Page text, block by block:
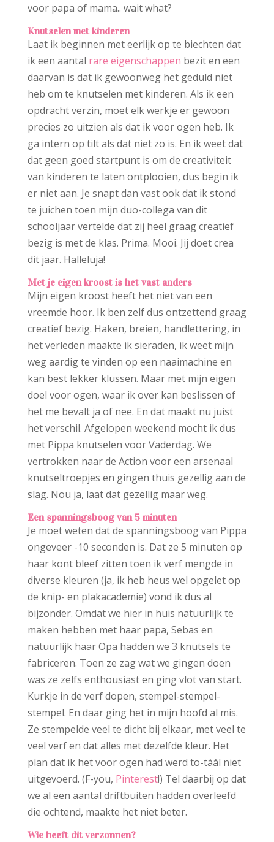
voor papa of mama.. wait what?
Knutselen met kinderen
Laat ik beginnen met eerlijk op te biechten dat
ik een aantal rare eigenschappen bezit en een
daarvan is dat ik gewoonweg het geduld niet
heb om te knutselen met kinderen. Als ik een
opdracht verzin, moet elk werkje er gewoon
precies zo uitzien als dat ik voor ogen heb. Ik
ga intern op tilt als dat niet zo is. En ik weet dat
dat geen goed startpunt is om de creativiteit
van kinderen te laten ontplooien, dus begin ik
er niet aan. Je snapt dan vast ook dat ik stond
te juichen toen mijn duo-collega van dit
schooljaar vertelde dat zij heel graag creatief
bezig is met de klas. Prima. Mooi. Jij doet crea
dit jaar. Halleluja!
Met je eigen kroost is het vast anders
Mijn eigen kroost heeft het niet van een
vreemde hoor. Ik ben zelf dus ontzettend graag
creatief bezig. Haken, breien, handlettering, in
het verleden maakte ik sieraden, ik weet mijn
weg aardig te vinden op een naaimachine en
kan best lekker klussen. Maar met mijn eigen
doel voor ogen, waar ik over kan beslissen of
het me bevalt ja of nee. En dat maakt nu juist
het verschil. Afgelopen weekend mocht ik dus
met Pippa knutselen voor Vaderdag. We
vertrokken naar de Action voor een arsenaal
knutseltroepjes en gingen thuis gezellig aan de
slag. Nou ja, laat dat gezellig maar weg.
Een spanningsboog van 5 minuten
Je moet weten dat de spanningsboog van Pippa
ongeveer -10 seconden is. Dat ze 5 minuten op
haar kont bleef zitten toen ik verf mengde in
diverse kleuren (ja, ik heb heus wel opgelet op
de knip- en plakacademie) vond ik dus al
bijzonder. Omdat we hier in huis natuurlijk te
maken hebben met haar papa, Sebas en
natuurlijk haar Opa hadden we 3 knutsels te
fabriceren. Toen ze zag wat we gingen doen
was ze zelfs enthousiast en ging vlot van start.
Kurkje in de verf dopen, stempel-stempel-
stempel. En daar ging het in mijn hoofd al mis.
Ze stempelde veel te dicht bij elkaar, met veel te
veel verf en dat alles met dezelfde kleur. Het
plan dat ik het voor ogen had werd to-táál niet
uitgevoerd. (F-you, Pinterest!) Tel daarbij op dat
we al een aantal driftbuiten hadden overleefd
die ochtend, maakte het niet beter.
Wie heeft dit verzonnen?